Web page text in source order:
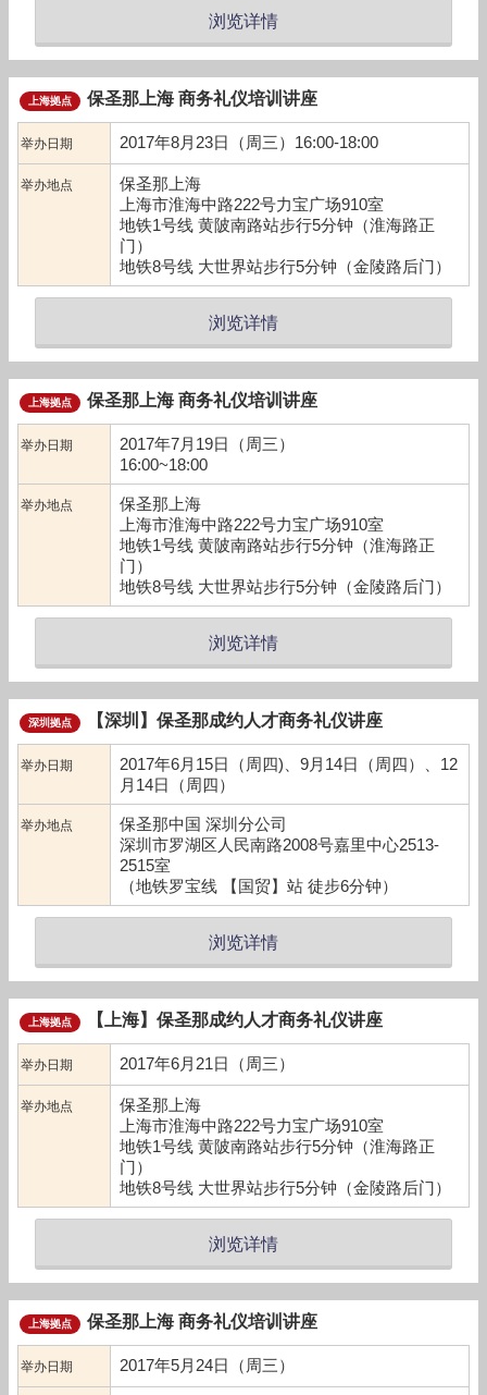
浏览详情
上海拠点 保圣那上海 商务礼仪培训讲座
举办日期 2017年8月23日（周三）16:00-18:00
举办地点
保圣那上海
上海市淮海中路222号力宝广场910室
地铁1号线 黄陂南路站步行5分钟（淮海路正
门）
地铁8号线 大世界站步行5分钟（金陵路后门）
浏览详情
上海拠点 保圣那上海 商务礼仪培训讲座
举办日期
2017年7月19日（周三）
16:00~18:00
举办地点
保圣那上海
上海市淮海中路222号力宝广场910室
地铁1号线 黄陂南路站步行5分钟（淮海路正
门）
地铁8号线 大世界站步行5分钟（金陵路后门）
浏览详情
深圳拠点 【深圳】保圣那成约人才商务礼仪讲座
举办日期
2017年6月15日（周四)、9月14日（周四）、12
月14日（周四）
举办地点
保圣那中国 深圳分公司
深圳市罗湖区人民南路2008号嘉里中心2513-
2515室
（地铁罗宝线 【国贸】站 徒步6分钟）
浏览详情
上海拠点 【上海】保圣那成约人才商务礼仪讲座
举办日期 2017年6月21日（周三）
举办地点
保圣那上海
上海市淮海中路222号力宝广场910室
地铁1号线 黄陂南路站步行5分钟（淮海路正
门）
地铁8号线 大世界站步行5分钟（金陵路后门）
浏览详情
上海拠点 保圣那上海 商务礼仪培训讲座
举办日期 2017年5月24日（周三）